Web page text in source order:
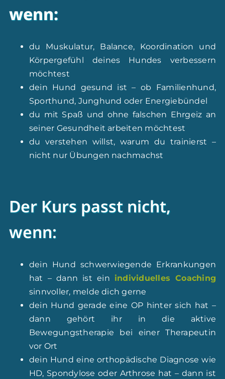
wenn:
du Muskulatur, Balance, Koordination und
Körpergefühl deines Hundes verbessern
möchtest
dein Hund gesund ist – ob Familienhund,
Sporthund, Junghund oder Energiebündel
du mit Spaß und ohne falschen Ehrgeiz an
seiner Gesundheit arbeiten möchtest
du verstehen willst, warum du trainierst –
nicht nur Übungen nachmachst
Der Kurs passt nicht,
wenn:
dein Hund schwerwiegende Erkrankungen
hat – dann ist ein individuelles Coaching
sinnvoller, melde dich gerne
dein Hund gerade eine OP hinter sich hat –
dann gehört ihr in die aktive
Bewegungstherapie bei einer Therapeutin
vor Ort
dein Hund eine orthopädische Diagnose wie
HD, Spondylose oder Arthrose hat – dann ist